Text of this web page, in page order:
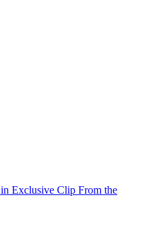
Exclusive Clip From the